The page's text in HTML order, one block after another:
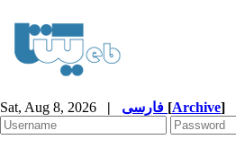
Sat, Aug 8, 2026 | [Archive]